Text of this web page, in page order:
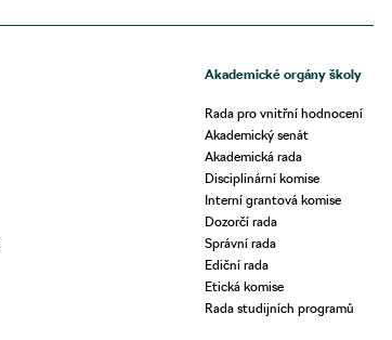
Akademické orgány školy
Rada pro vnitřní hodnocení
Akademický senát
Akademická rada
Disciplinární komise
Interní grantová komise
Dozorčí rada
Správní rada
Ediční rada
Etická komise
Rada studijních programů